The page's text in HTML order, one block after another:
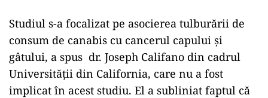
Studiul s-a focalizat pe asocierea tulburării de
consum de canabis cu cancerul capului și
gâtului, a spus dr. Joseph Califano din cadrul
Universității din California, care nu a fost
implicat în acest studiu. El a subliniat faptul că